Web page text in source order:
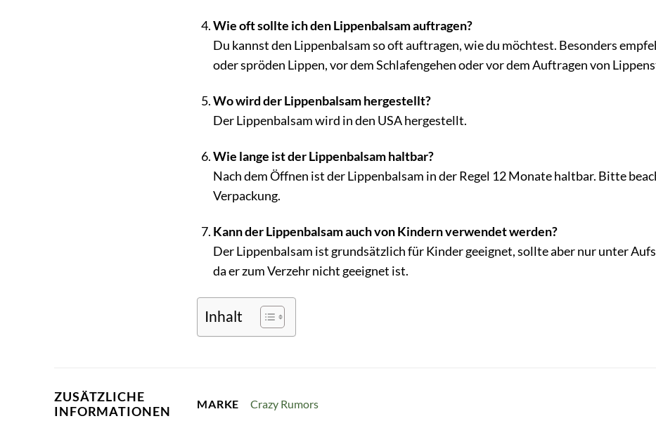
Wie oft sollte ich den Lippenbalsam auftragen?
Du kannst den Lippenbalsam so oft auftragen, wie du möchtest. Besonders
oder spröden Lippen, vor dem Schlafengehen oder vor dem Auftragen von
Wo wird der Lippenbalsam hergestellt?
Der Lippenbalsam wird in den USA hergestellt.
Wie lange ist der Lippenbalsam haltbar?
Nach dem Öffnen ist der Lippenbalsam in der Regel 12 Monate haltbar. Bitte
Verpackung.
Kann der Lippenbalsam auch von Kindern verwendet werden?
Der Lippenbalsam ist grundsätzlich für Kinder geeignet, sollte aber nur unter
da er zum Verzehr nicht geeignet ist.
Inhalt
ZUSÄTZLICHE
INFORMATIONEN
MARKE Crazy Rumors